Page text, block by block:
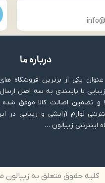
درباره ما
یکی از برترین فروشگاه های
و تضمین اصالت کالا موفق
لوازم آرایشی و زیبایی در
اینترنتی زیبالون …
کلیه حقوق متعلق به زیبالون